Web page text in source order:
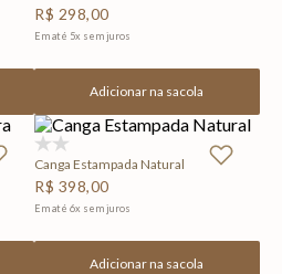
R$ 298,00
Em até 5x sem juros
Adicionar na sacola
Canga Estampada Natural
R$ 398,00
Em até 6x sem juros
Adicionar na sacola